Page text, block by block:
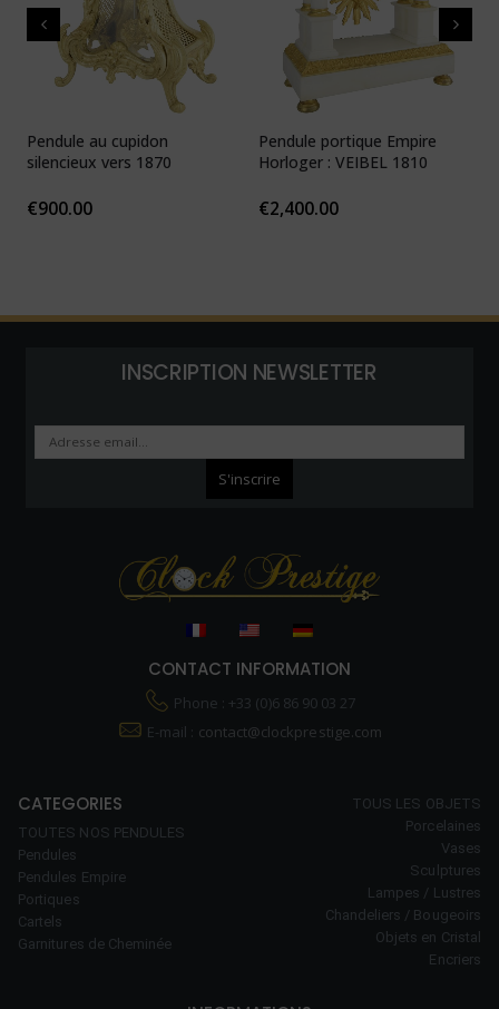
Pendule au cupidon
silencieux vers 1870
€900.00
Pendule portique Empire
Horloger : VEIBEL 1810
€2,400.00
INSCRIPTION NEWSLETTER
CONTACT INFORMATION
Phone : +33 (0)6 86 90 03 27
E-mail : contact@clockprestige.com
CATEGORIES
TOUTES NOS PENDULES
Pendules
Pendules Empire
Portiques
Cartels
Garnitures de Cheminée
TOUS LES OBJETS
Porcelaines
Vases
Sculptures
Lampes / Lustres
Chandeliers / Bougeoirs
Objets en Cristal
Encriers